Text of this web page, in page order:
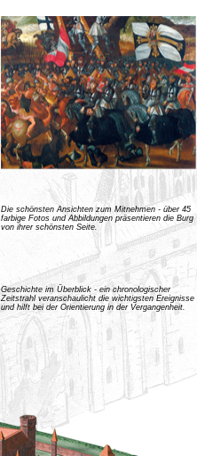
Die schönsten Ansichten zum Mitnehmen - über 45
farbige Fotos und Abbildungen präsentieren die Burg
von ihrer schönsten Seite.
Geschichte im Überblick - ein chronologischer
Zeitstrahl veranschaulicht die wichtigsten Ereignisse
und hilft bei der Orientierung in der Vergangenheit.